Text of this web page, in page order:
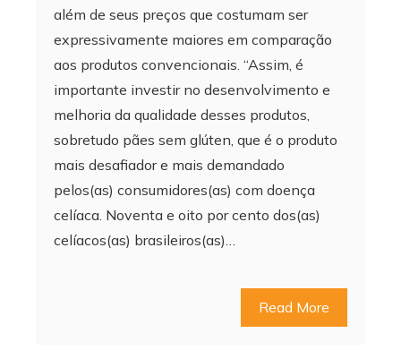
além de seus preços que costumam ser
expressivamente maiores em comparação
aos produtos convencionais. “Assim, é
importante investir no desenvolvimento e
melhoria da qualidade desses produtos,
sobretudo pães sem glúten, que é o produto
mais desafiador e mais demandado
pelos(as) consumidores(as) com doença
celíaca. Noventa e oito por cento dos(as)
celíacos(as) brasileiros(as)…
Read More